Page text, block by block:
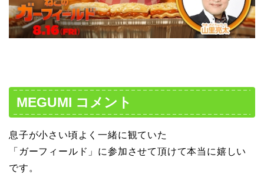
MEGUMI コメント
息子が小さい頃よく一緒に観ていた
「ガーフィールド」に参加させて頂けて本当に嬉しい
です。